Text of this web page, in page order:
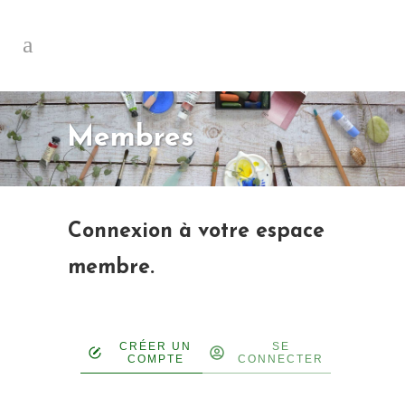
Membres
Connexion à votre espace
membre.
CRÉER UN
COMPTE
SE
CONNECTER